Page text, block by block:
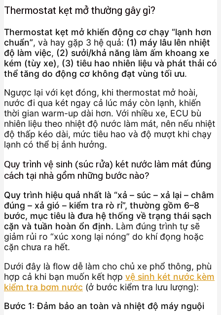
Thermostat kẹt mở thường gây gì?
Thermostat kẹt mở khiến động cơ chạy “lạnh hơn
chuẩn”, và hay gặp 3 hệ quả: (1) máy lâu lên nhiệt
độ làm việc, (2) sưởi/khả năng làm ấm khoang xe
kém (tùy xe), (3) tiêu hao nhiên liệu và phát thải có
thể tăng do động cơ không đạt vùng tối ưu.
Ngược lại với kẹt đóng, khi thermostat mở hoài,
nước đi qua két ngay cả lúc máy còn lạnh, khiến
thời gian warm-up dài hơn. Với nhiều xe, ECU bù
nhiên liệu theo nhiệt độ nước làm mát, nên nếu nhiệt
độ thấp kéo dài, mức tiêu hao và độ mượt khi chạy
lạnh có thể bị ảnh hưởng.
Quy trình vệ sinh (súc rửa) két nước làm mát đúng
cách tại nhà gồm những bước nào?
Quy trình hiệu quả nhất là “xả – súc – xả lại – châm
đúng – xả gió – kiểm tra rò rỉ”, thường gồm 6–8
bước, mục tiêu là đưa hệ thống về trạng thái sạch
cặn và tuần hoàn ổn định. Làm đúng trình tự sẽ
giảm rủi ro “xúc xong lại nóng” do khí đọng hoặc
cặn chưa ra hết.
Dưới đây là flow dễ làm cho chủ xe phổ thông, phù
hợp cả khi bạn muốn kết hợp vệ sinh két nước kèm
kiểm tra bơm nước (ở bước kiểm tra lưu lượng):
Bước 1: Đảm bảo an toàn và nhiệt độ máy nguội